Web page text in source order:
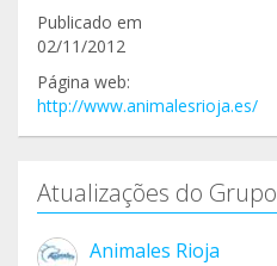
Publicado em
02/11/2012
Página web:
http://www.animalesrioja.es/
Atualizações do Grupo
Animales Rioja